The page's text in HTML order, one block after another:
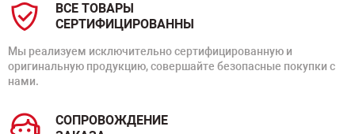
ВСЕ ТОВАРЫ
СЕРТИФИЦИРОВАННЫ
Мы реализуем исключительно сертифицированную и
оригинальную продукцию, совершайте безопасные покупки с
нами.
СОПРОВОЖДЕНИЕ